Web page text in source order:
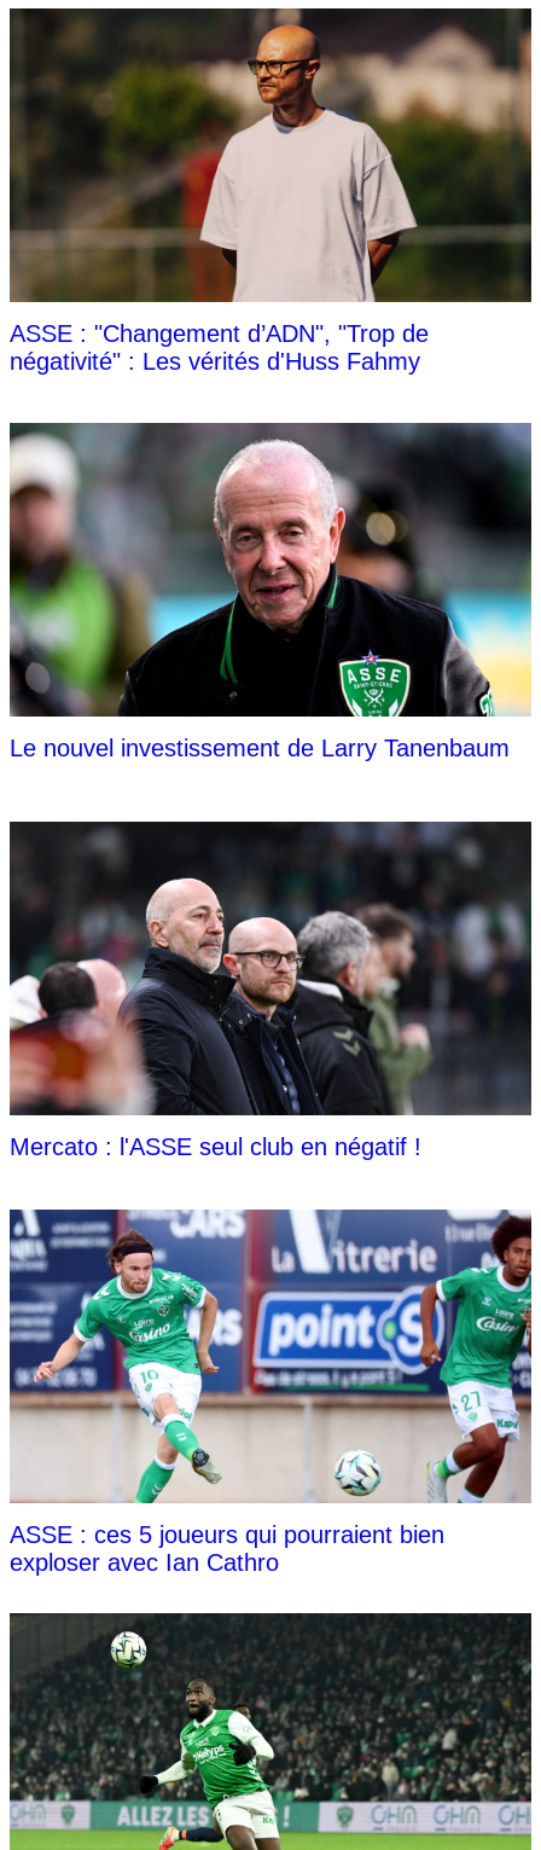
ASSE : "Changement d’ADN", "Trop de
négativité" : Les vérités d'Huss Fahmy
Le nouvel investissement de Larry Tanenbaum
Mercato : l'ASSE seul club en négatif !
ASSE : ces 5 joueurs qui pourraient bien
exploser avec Ian Cathro